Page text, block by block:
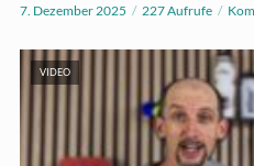
7. Dezember 2025 227 Aufrufe
VIDEO